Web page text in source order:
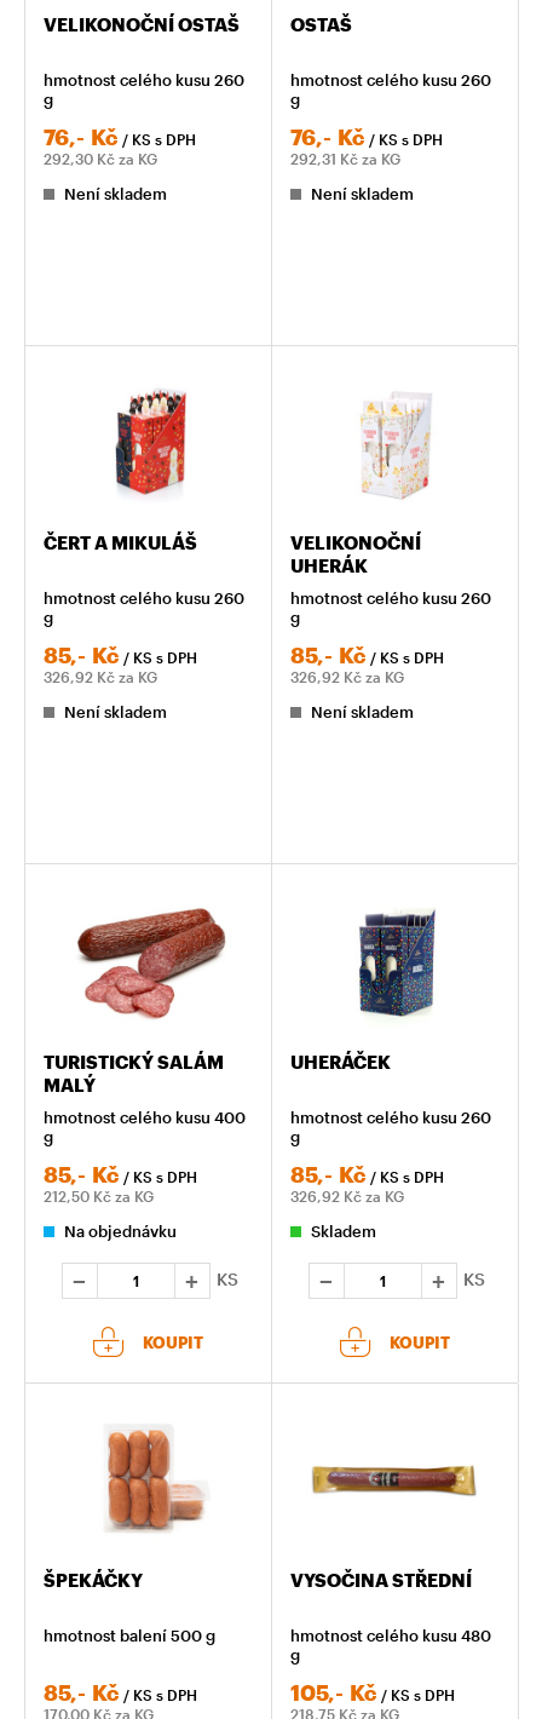
VELIKONOČNÍ OSTAŠ
hmotnost celého kusu 260
g
76,- Kč / KS s DPH
292,30 Kč za KG
Není skladem
OSTAŠ
hmotnost celého kusu 260
g
76,- Kč / KS s DPH
292,31 Kč za KG
Není skladem
ČERT A MIKULÁŠ
hmotnost celého kusu 260
g
85,- Kč / KS s DPH
326,92 Kč za KG
Není skladem
VELIKONOČNÍ
UHERÁK
hmotnost celého kusu 260
g
85,- Kč / KS s DPH
326,92 Kč za KG
Není skladem
TURISTICKÝ SALÁM
MALÝ
hmotnost celého kusu 400
g
85,- Kč / KS s DPH
212,50 Kč za KG
Na objednávku
KS
KOUPIT
UHERÁČEK
hmotnost celého kusu 260
g
85,- Kč / KS s DPH
326,92 Kč za KG
Skladem
KS
KOUPIT
ŠPEKÁČKY
hmotnost balení 500 g
85,- Kč / KS s DPH
170,00 Kč za KG
VYSOČINA STŘEDNÍ
hmotnost celého kusu 480
g
105,- Kč / KS s DPH
218,75 Kč za KG